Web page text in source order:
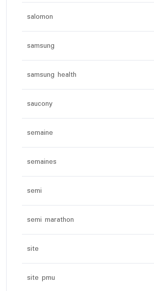
salomon
samsung
samsung health
saucony
semaine
semaines
semi
semi marathon
site
site pmu